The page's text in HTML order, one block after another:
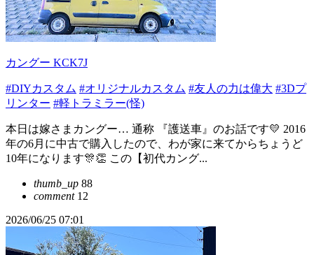
カングー KCK7J
#DIYカスタム #オリジナルカスタム #友人の力は偉大 #3Dプ
リンター #軽トラミラー(怪)
本日は嫁さまカングー… 通称 『護送車』のお話です💛 2016
年の6月に中古で購入したので、わが家に来てからちょうど
10年になります🎊👏 この【初代カング...
thumb_up 88
comment12
2026/06/25 07:01